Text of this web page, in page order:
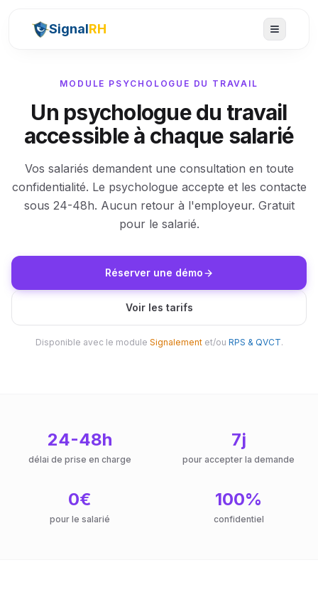
SignalRH
MODULE PSYCHOLOGUE DU TRAVAIL
Un psychologue du travail
accessible à chaque salarié
Vos salariés demandent une consultation en toute
confidentialité. Le psychologue accepte et les contacte
sous 24-48h. Aucun retour à l'employeur. Gratuit
pour le salarié.
Réserver une démo
Voir les tarifs
Disponible avec le module Signalement et/ou RPS & QVCT.
24-48h
délai de prise en charge
7j
pour accepter la demande
0€
pour le salarié
100%
confidentiel